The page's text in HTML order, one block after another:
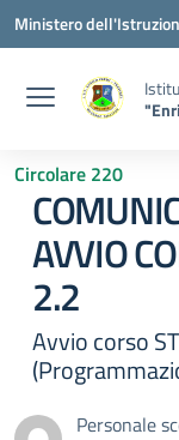
Vai ai contenuti
Vai al menu di
Vai al footer
Ministero
Circolare 220
AVVIO
2.2
Avvio corso
Personale